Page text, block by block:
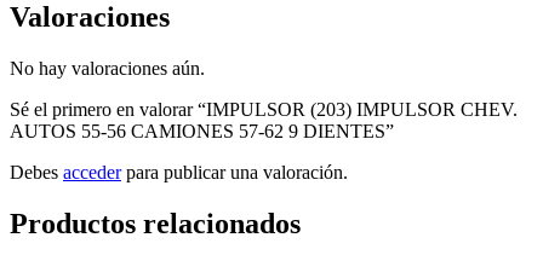
Valoraciones
No hay valoraciones aún.
Sé el primero en valorar “IMPULSOR (203) IMPULSOR CHEV.
AUTOS 55-56 CAMIONES 57-62 9 DIENTES”
Debes accederpara publicar una valoración.
Productos relacionados